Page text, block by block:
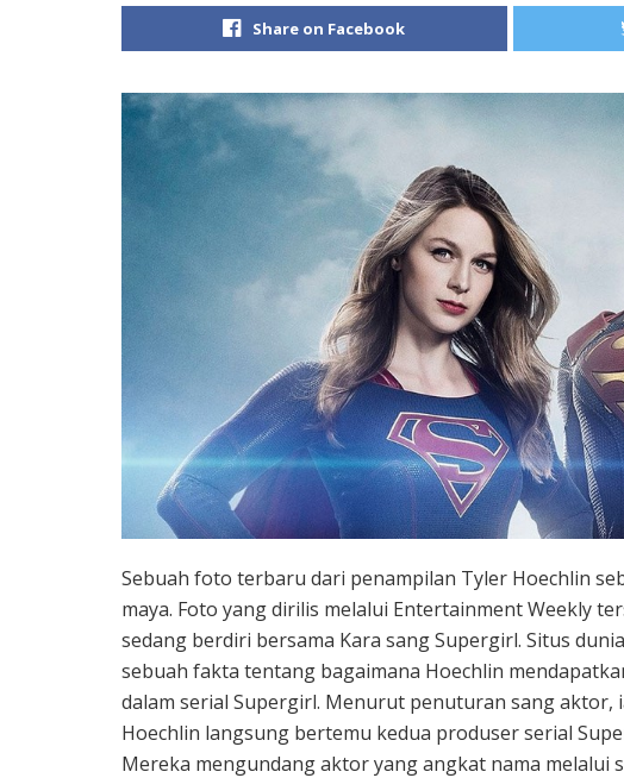
Share on Facebook
Sebuah foto terbaru dari penampilan Tyler Hoechlin
maya. Foto yang dirilis melalui Entertainment Weekly
sedang berdiri bersama Kara sang Supergirl. Situs
sebuah fakta tentang bagaimana Hoechlin
dalam serial Supergirl. Menurut penuturan sang aktor,
Hoechlin langsung bertemu kedua produser serial
Mereka mengundang aktor yang angkat nama melalui